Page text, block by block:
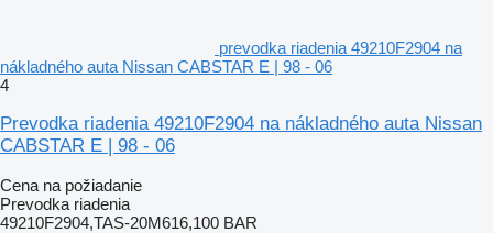
prevodka riadenia 49210F2904 na
nákladného auta Nissan CABSTAR E | 98 - 06
4
Prevodka riadenia 49210F2904 na nákladného auta Nissan
CABSTAR E | 98 - 06
Cena na požiadanie
Prevodka riadenia
49210F2904,TAS-20M616,100 BAR